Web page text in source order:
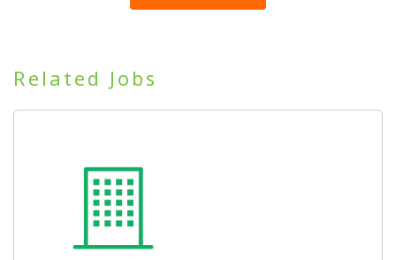
Related Jobs